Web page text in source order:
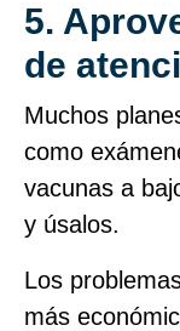
5.
de
Muchos
como
vacunas a
y úsalos.
Los
más